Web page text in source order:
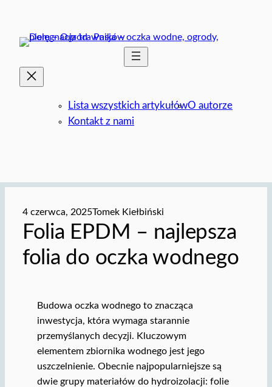
treści
Lista wszystkich artykułówO autorze
Kontakt z nami
4 czerwca, 2025Tomek Kiełbiński
Folia EPDM – najlepsza
folia do oczka wodnego
Budowa oczka wodnego to znacząca
inwestycja, która wymaga starannie
przemyślanych decyzji. Kluczowym
elementem zbiornika wodnego jest jego
uszczelnienie. Obecnie najpopularniejsze są
dwie grupy materiałów do hydroizolacji: folie